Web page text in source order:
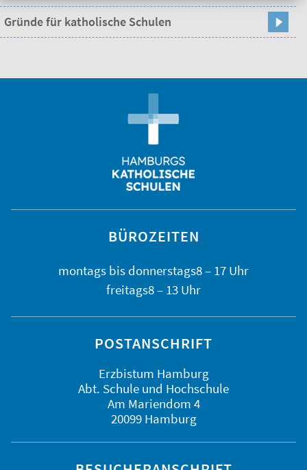
Gründe für katholische Schulen
BÜROZEITEN
montags bis donnerstags8 – 17 Uhr
freitags8 – 13 Uhr
POSTANSCHRIFT
Erzbistum Hamburg
Abt. Schule und Hochschule
Am Mariendom 4
20099 Hamburg